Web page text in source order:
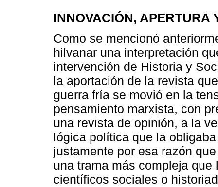
INNOVACIÓN, APERTURA
Como se mencionó
hilvanar una interpretación
intervención de Historia y
la aportación de la revista
guerra fría se movió en la
pensamiento marxista, con
una revista de opinión, a la
lógica política que la
justamente por esa razón
una trama más compleja
científicos sociales o